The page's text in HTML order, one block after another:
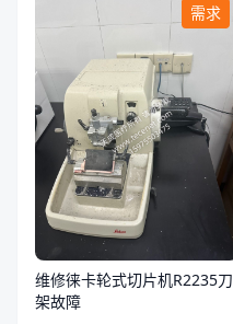
需求
维修徕卡轮式切片机R2235刀
架故障